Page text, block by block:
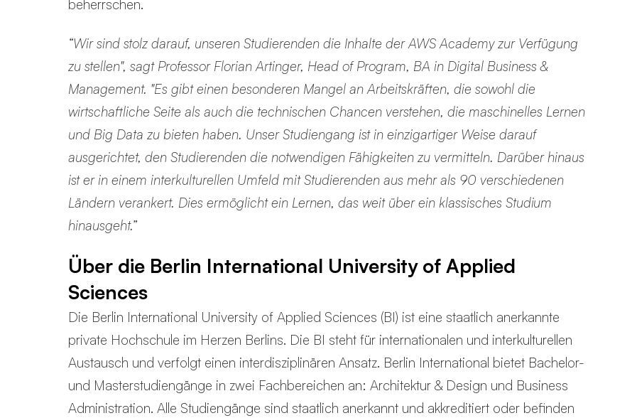
beherrschen.
“Wir sind stolz darauf, unseren Studierenden die Inhalte der AWS Academy zur Verfügung
zu stellen", sagt Professor Florian Artinger, Head of Program, BA in Digital Business &
Management. "Es gibt einen besonderen Mangel an Arbeitskräften, die sowohl die
wirtschaftliche Seite als auch die technischen Chancen verstehen, die maschinelles Lernen
und Big Data zu bieten haben. Unser Studiengang ist in einzigartiger Weise darauf
ausgerichtet, den Studierenden die notwendigen Fähigkeiten zu vermitteln. Darüber hinaus
ist er in einem interkulturellen Umfeld mit Studierenden aus mehr als 90 verschiedenen
Ländern verankert. Dies ermöglicht ein Lernen, das weit über ein klassisches Studium
hinausgeht.”
Über die Berlin International University of Applied
Sciences
Die Berlin International University of Applied Sciences (BI) ist eine staatlich anerkannte
private Hochschule im Herzen Berlins. Die BI steht für internationalen und interkulturellen
Austausch und verfolgt einen interdisziplinären Ansatz. Berlin International bietet Bachelor-
und Masterstudiengänge in zwei Fachbereichen an: Architektur & Design und Business
Administration. Alle Studiengänge sind staatlich anerkannt und akkreditiert oder befinden